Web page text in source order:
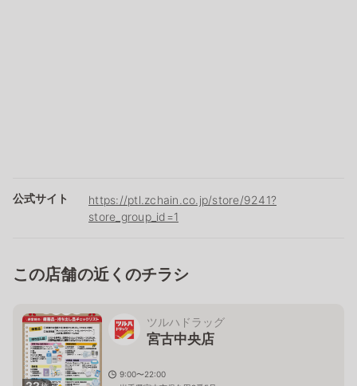
公式サイト
https://ptl.zchain.co.jp/store/9241?
store_group_id=1
この店舗の近くのチラシ
ツルハドラッグ
宮古中央店
9:00〜22:00